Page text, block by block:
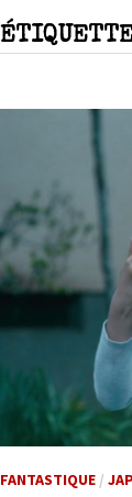
FANTASTIQUE /